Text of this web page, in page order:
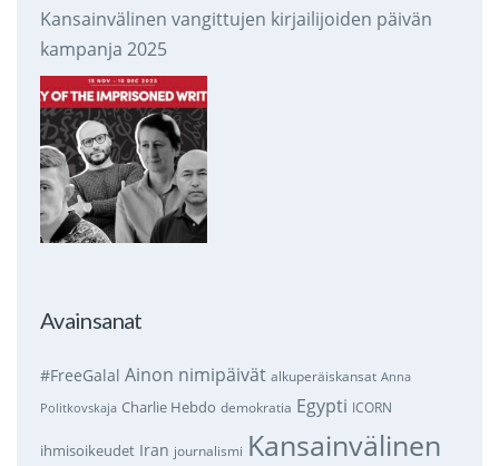
Kansainvälinen vangittujen kirjailijoiden päivän
kampanja 2025
Avainsanat
#FreeGalal Ainon nimipäivät alkuperäiskansat Anna
Politkovskaja Charlie Hebdo demokratia Egypti ICORN
ihmisoikeudet Iran journalismi Kansainvälinen